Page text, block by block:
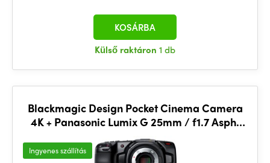
Külső raktáron 1 db
KOSÁRBA
Blackmagic Design Pocket Cinema Camera
4K + Panasonic Lumix G 25mm / f1.7 Asph.
Bundle
Ingyenes szállítás